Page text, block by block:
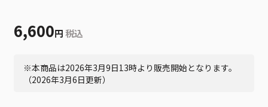
6,600円 税込
※本商品は2026年3月9日13時より販売開始となります。
（2026年3月6日更新）